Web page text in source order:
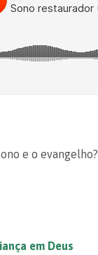
e o evangelho?
em Deus